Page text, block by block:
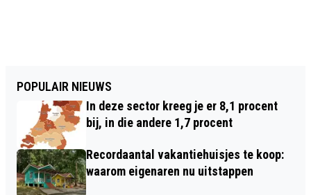
POPULAIR NIEUWS
In deze sector kreeg je er 8,1 procent
bij, in die andere 1,7 procent
Recordaantal vakantiehuisjes te koop:
waarom eigenaren nu uitstappen